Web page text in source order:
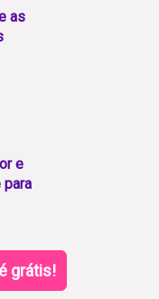
as
e
grátis!